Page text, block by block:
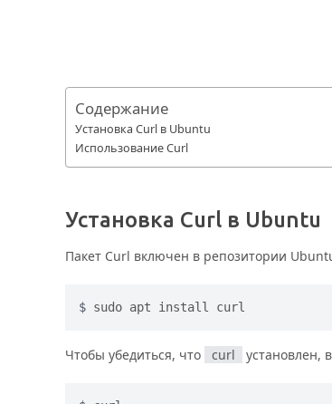
Содержание
Установка Curl в Ubuntu
Использование Curl
Установка Curl в Ubuntu
Пакет Curl включен в репозитории
sudo apt install curl
Чтобы убедиться, что curl установлен,